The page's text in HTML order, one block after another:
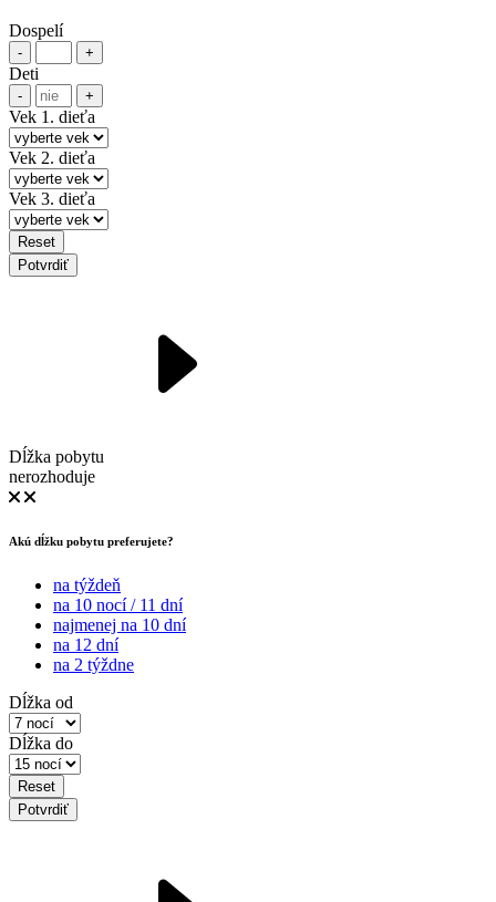
Dospelí
- +
Deti
- +
Vek 1. dieťa
Vek 2. dieťa
Vek 3. dieťa
Reset
Potvrdiť
Dĺžka pobytu
nerozhoduje
Akú dĺžku pobytu preferujete?
na týždeň
na 10 nocí / 11 dní
najmenej na 10 dní
na 12 dní
na 2 týždne
Dĺžka od
Dĺžka do
Reset
Potvrdiť